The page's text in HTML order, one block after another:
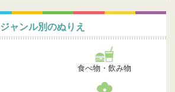
ジャンル別のぬりえ
食べ物・飲み物